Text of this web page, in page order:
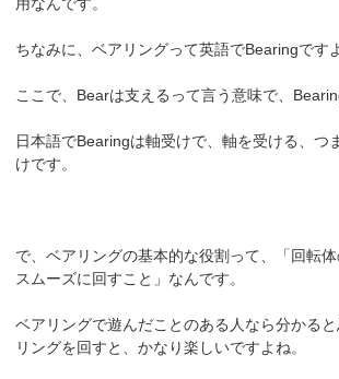
用なんです。
ちなみに、ベアリングって英語でBearingです
ここで、Bearは支えるって言う意味で、
日本語でBearingは軸受けで、軸を受ける、つ
けです。
で、ベアリングの基本的な役割って、「回転
スムーズに回すこと」なんです。
ベアリングで遊んだことのある人なら分かる
リングを回すと、かなり楽しいですよね。